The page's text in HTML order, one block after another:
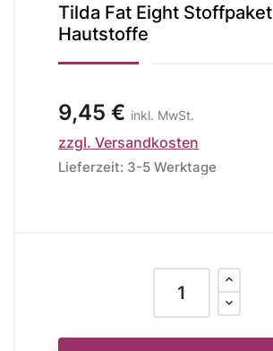
Tilda Fat Eight Stoffpaket
Hautstoffe
9,45 € inkl. MwSt.
zzgl. Versandkosten
Lieferzeit: 3-5 Werktage